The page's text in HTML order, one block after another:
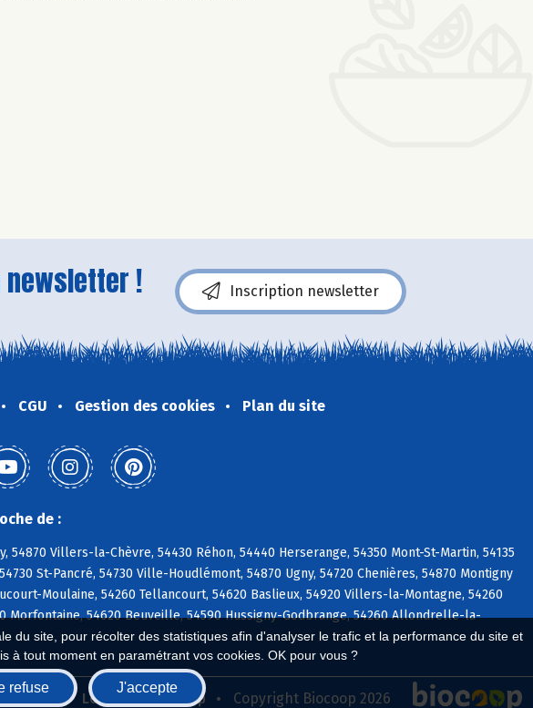
du site, pour récolter des statistiques afin d'analyser le trafic et la performance du site et
à tout moment en paramétrant vos cookies. OK pour vous ?
refuse J'accepte
newsletter ! Inscription newsletter
CGU Gestion des cookies Plan du site
de :
54870 Villers-la-Chèvre, 54430 Réhon, 54440 Herserange, 54350 Mont-St-Martin, 54135
St-Pancré, 54730 Ville-Houdlémont, 54870 Ugny, 54720 Chenières, 54870 Montigny
Moulaine, 54260 Tellancourt, 54620 Baslieux, 54920 Villers-la-Montagne, 54260
Morfontaine, 54620 Beuveille, 54590 Hussigny-Godbrange, 54260 Allondrelle-la-
Le réseau Biocoop Copyright Biocoop 2026